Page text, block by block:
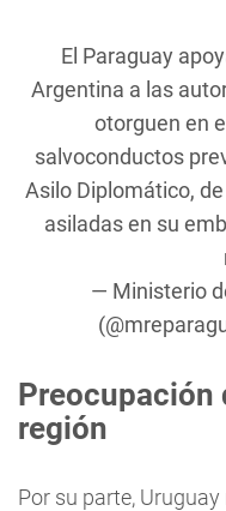
El Paraguay
Argentina a las
otorguen en
salvoconductos
Asilo Diplomático,
asiladas en su
— Ministerio
Preocupación
región
Por su parte,